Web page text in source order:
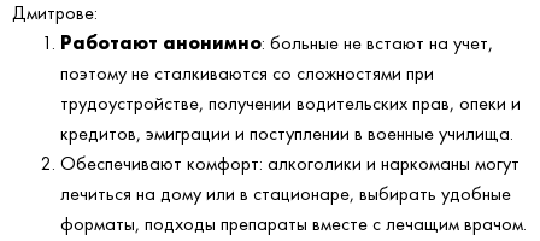
Дмитрове:
Работают анонимно: больные не встают на учет,
поэтому не сталкиваются со сложностями при
трудоустройстве, получении водительских прав, опеки и
кредитов, эмиграции и поступлении в военные училища.
Обеспечивают комфорт: алкоголики и наркоманы могут
лечиться на дому или в стационаре, выбирать удобные
форматы, подходы препараты вместе с лечащим врачом.